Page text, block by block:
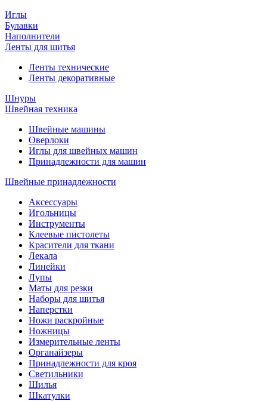
Иглы
Булавки
Наполнители
Ленты для шитья
Ленты технические
Ленты декоративные
Шнуры
Швейная техника
Швейные машины
Оверлоки
Иглы для швейных машин
Принадлежности для машин
Швейные принадлежности
Аксессуары
Игольницы
Инструменты
Клеевые пистолеты
Красители для ткани
Лекала
Линейки
Лупы
Маты для резки
Наборы для шитья
Наперстки
Ножи раскройные
Ножницы
Измерительные ленты
Органайзеры
Принадлежности для кроя
Светильники
Шилья
Шкатулки